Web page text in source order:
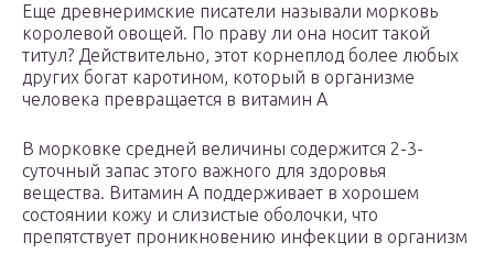
Еще древнеримские писатели называли морковь
королевой овощей. По праву ли она носит такой
титул? Действительно, этот корнеплод более любых
других богат каротином, который в организме
человека превращается в витамин А
В морковке средней величины содержится 2-3-
суточный запас этого важного для здоровья
вещества. Витамин А поддерживает в хорошем
состоянии кожу и слизистые оболочки, что
препятствует проникновению инфекции в организм